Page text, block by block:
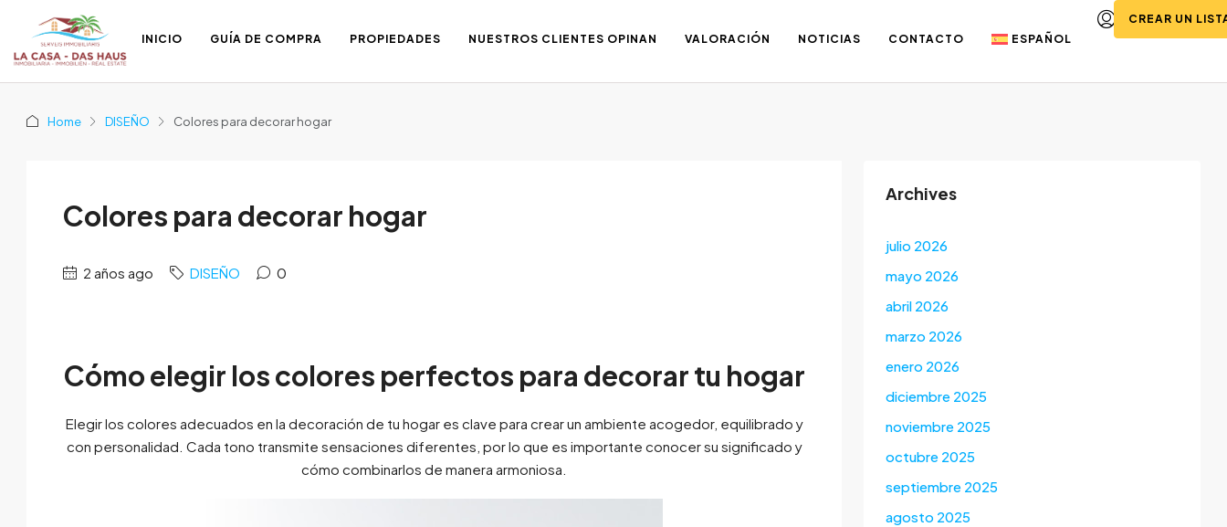
INICIO GUÍA DE COMPRA PROPIEDADES NUESTROS CLIENTES OPINAN VALORACIÓN NOTICIAS CONTACTO ESPAÑOL
CREAR UN
Home DISEÑO Colores para decorar hogar
Colores para decorar hogar
2 años ago DISEÑO 0
Cómo elegir los colores perfectos para decorar tu hogar
Elegir los colores adecuados en la decoración de tu hogar es clave para crear un ambiente acogedor, equilibrado y
con personalidad. Cada tono transmite sensaciones diferentes, por lo que es importante conocer su significado y
cómo combinarlos de manera armoniosa.
Archives
julio 2026
mayo 2026
abril 2026
marzo 2026
enero 2026
diciembre 2025
noviembre 2025
octubre 2025
septiembre 2025
agosto 2025